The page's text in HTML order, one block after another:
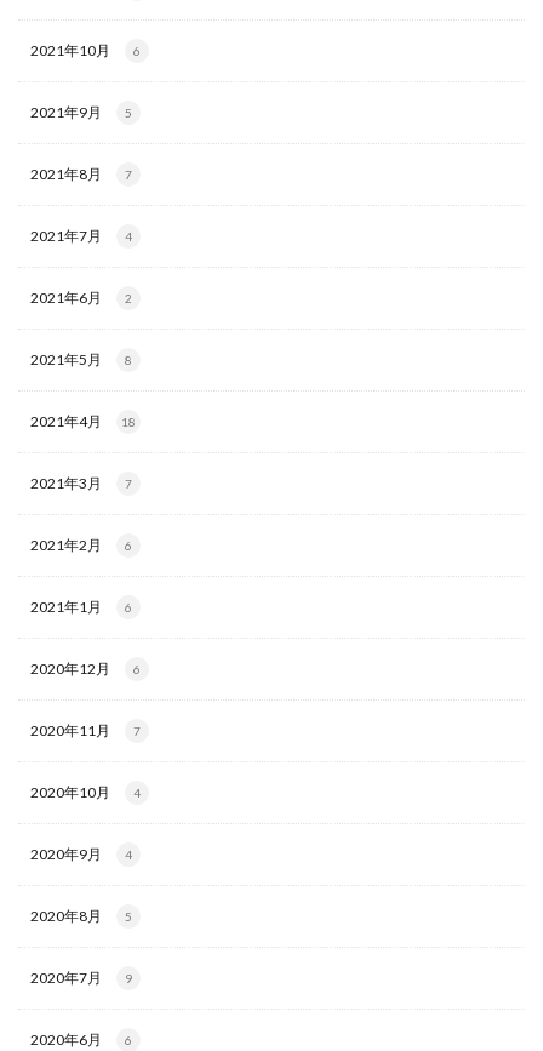
2021年10月 6
2021年9月 5
2021年8月 7
2021年7月 4
2021年6月 2
2021年5月 8
2021年4月 18
2021年3月 7
2021年2月 6
2021年1月 6
2020年12月 6
2020年11月 7
2020年10月 4
2020年9月 4
2020年8月 5
2020年7月 9
2020年6月 6